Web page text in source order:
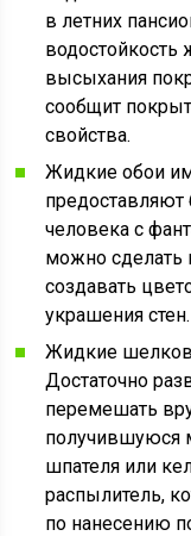
в летних
высыхания
сообщит
свойства.
Жидкие обои
человека с
можно сделать
создавать
украшения стен.
Жидкие
Достаточно
перемешать
получившуюся
шпателя или
распылитель,
по нанесению